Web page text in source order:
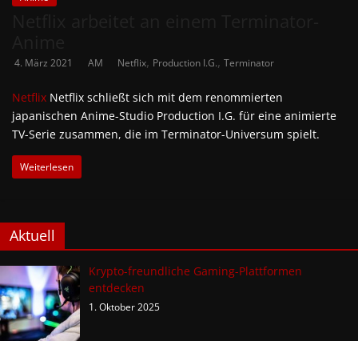
4. März 2021 AM Netflix, Production I.G., Terminator
Netflix Netflix schließt sich mit dem renommierten
japanischen Anime-Studio Production I.G. für eine animierte
TV-Serie zusammen, die im Terminator-Universum spielt.
Weiterlesen
Aktuell
Krypto-freundliche Gaming-Plattformen
entdecken
1. Oktober 2025